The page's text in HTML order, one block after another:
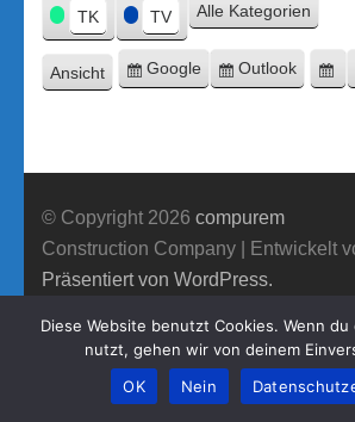
TK TV Alle Kategorien
Ansicht ausdrucken
Eintragen
Google
Eintragen
Outlook
© Copyright 2026 compurem
Construction Company | Entwickelt
Präsentiert von WordPress.
Diese Website benutzt Cookies. Wenn
nutzt, gehen wir von deinem
OK
Nein